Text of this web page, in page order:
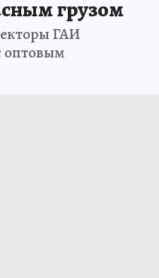
грузом
ГАИ
оптовым